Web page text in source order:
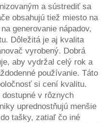
a sústrediť sa
obsahujú tiež miesto na
generovanie nápadov,
Dôležitá je aj kvalita
vyrobený. Dobrá
aby vydržal celý rok a
používanie. Táto
si cení kvalitu.
v rôznych
uprednostňujú menšie
tašky, zatiaľ čo iné